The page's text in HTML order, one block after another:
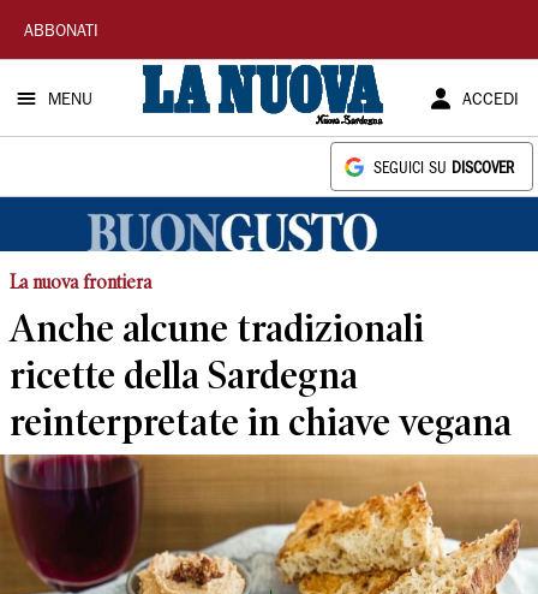
La
Nuova
Sardegna
ABBONATI
MENU ACCEDI
SEGUICI SU DISCOVER
La nuova frontiera
Anche alcune tradizionali
ricette della Sardegna
reinterpretate in chiave vegana